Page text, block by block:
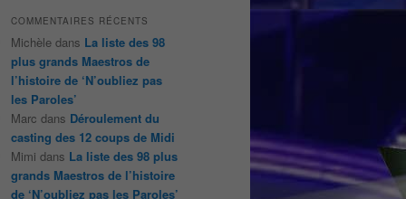
COMMENTAIRES RÉCENTS
Michèle dans La liste des 98
plus grands Maestros de
l’histoire de ‘N’oubliez pas
les Paroles’
Marc dans Déroulement du
casting des 12 coups de Midi
Mimi dans La liste des 98 plus
grands Maestros de l’histoire
de ‘N’oubliez pas les Paroles’